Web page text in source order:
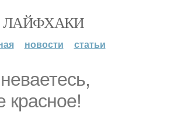
ЛАЙФХАКИ
новости статьи
красное!